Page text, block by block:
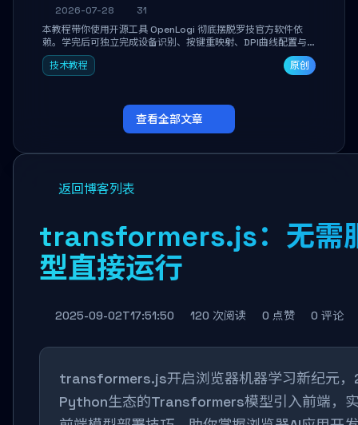
2026-07-28
31
本教程带你使用开源工具 OpenLogi 彻底摆脱罗技官方软件依
赖。学完后可独立完成设备识别、按键重映射、DPI曲线配置与
SmartShift调节，实现完全离线控制，保护隐私并释放硬件性
能。
技术教程 原创
查看全部文章
返回博客列表
transformers.js：无需
型直接运行
2025-09-02T17:51:50 120 次阅读 0 点赞 0 评论
transformers.js开启浏览器机器学习新纪元
Python生态的Transformers模型引入前端，